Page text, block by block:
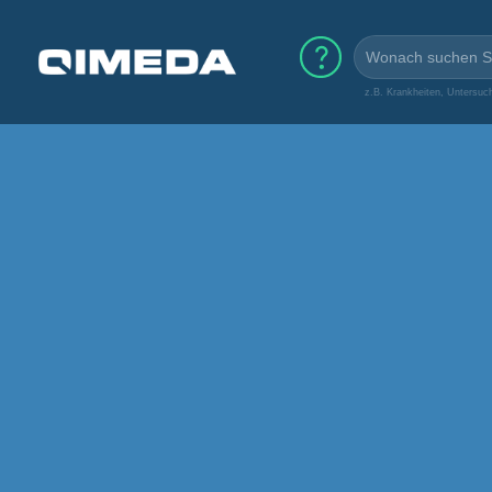
z.B. Krankheiten,